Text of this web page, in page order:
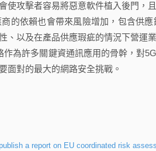
使攻擊者容易將惡意軟件植入後門，
的依賴也會帶來風險增加，包含供
、以及在產品供應瑕疵的情況下營運
作為許多關鍵資通訊應用的骨幹，對
面對的最大的網路安全挑戰。
a report on EU coordinated risk